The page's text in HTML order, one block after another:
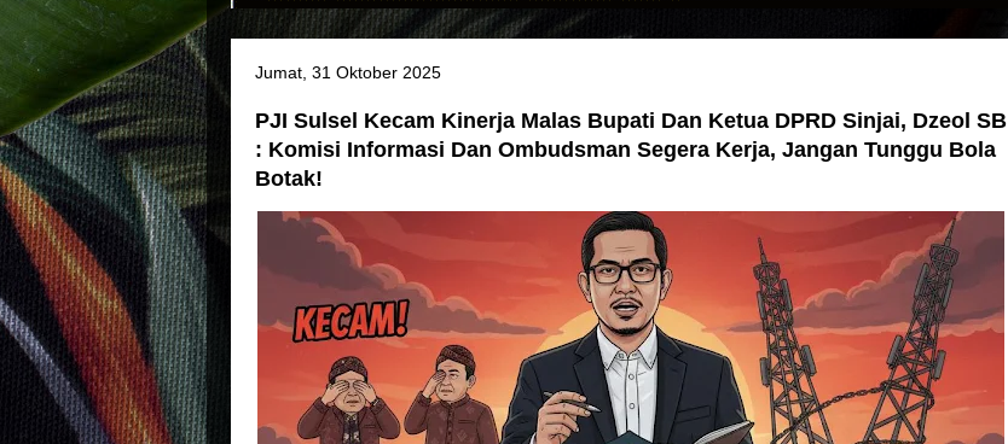
Jumat, 31 Oktober 2025
PJI Sulsel Kecam Kinerja Malas Bupati Dan Ketua DPRD Sinjai, Dzeol SB
: Komisi Informasi Dan Ombudsman Segera Kerja, Jangan Tunggu Bola
Botak!